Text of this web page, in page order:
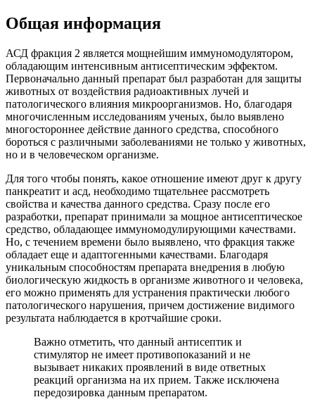
Общая информация
АСД фракция 2 является мощнейшим иммуномодулятором,
обладающим интенсивным антисептическим эффектом.
Первоначально данный препарат был разработан для защиты
животных от воздействия радиоактивных лучей и
патологического влияния микроорганизмов. Но, благодаря
многочисленным исследованиям ученых, было выявлено
многостороннее действие данного средства, способного
бороться с различными заболеваниями не только у животных,
но и в человеческом организме.
Для того чтобы понять, какое отношение имеют друг к другу
панкреатит и асд, необходимо тщательнее рассмотреть
свойства и качества данного средства. Сразу после его
разработки, препарат принимали за мощное антисептическое
средство, обладающее иммуномодулирующими качествами.
Но, с течением времени было выявлено, что фракция также
обладает еще и адаптогенными качествами. Благодаря
уникальным способностям препарата внедрения в любую
биологическую жидкость в организме животного и человека,
его можно применять для устранения практически любого
патологического нарушения, причем достижение видимого
результата наблюдается в кротчайшие сроки.
Важно отметить, что данный антисептик и
стимулятор не имеет противопоказаний и не
вызывает никаких проявлений в виде ответных
реакций организма на их прием. Также исключена
передозировка данным препаратом.